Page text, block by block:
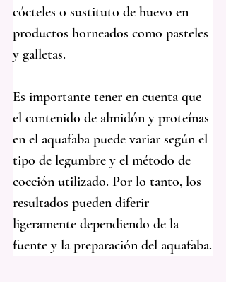
cócteles o sustituto de huevo en
productos horneados como pasteles
y galletas.
Es importante tener en cuenta que
el contenido de almidón y proteínas
en el aquafaba puede variar según el
tipo de legumbre y el método de
cocción utilizado. Por lo tanto, los
resultados pueden diferir
ligeramente dependiendo de la
fuente y la preparación del aquafaba.